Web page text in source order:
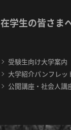
在学生の皆さま
受験生向け大学案内
大学紹介パンフレッ
公開講座・社会人講